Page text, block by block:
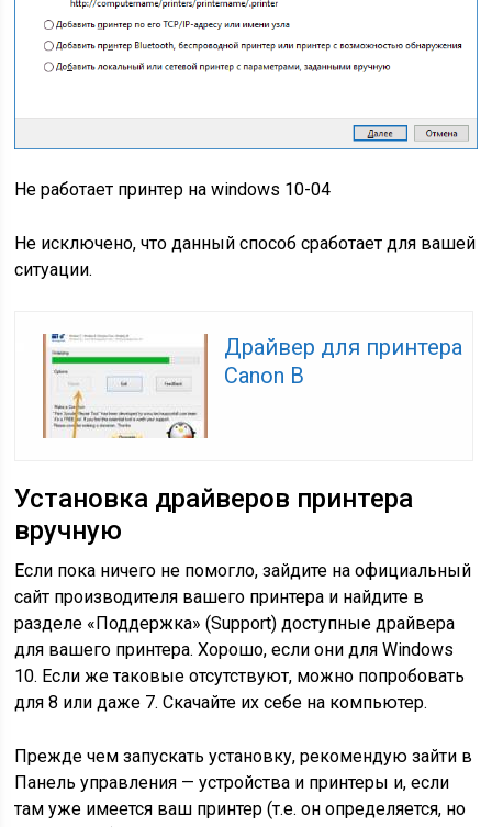
Не работает принтер на windows 10-04
Не исключено, что данный способ сработает для вашей
ситуации.
Драйвер для принтера
Canon В
Установка драйверов принтера
вручную
Если пока ничего не помогло, зайдите на официальный
сайт производителя вашего принтера и найдите в
разделе «Поддержка» (Support) доступные драйвера
для вашего принтера. Хорошо, если они для Windows
10. Если же таковые отсутствуют, можно попробовать
для 8 или даже 7. Скачайте их себе на компьютер.
Прежде чем запускать установку, рекомендую зайти в
Панель управления — устройства и принтеры и, если
там уже имеется ваш принтер (т.е. он определяется, но